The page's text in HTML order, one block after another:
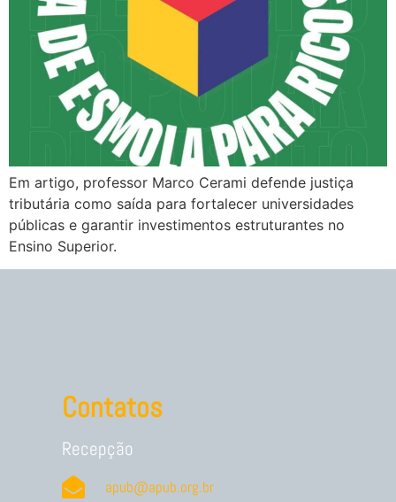
Em artigo, professor Marco Cerami defende justiça
tributária como saída para fortalecer universidades
públicas e garantir investimentos estruturantes no
Ensino Superior.
Contatos
Recepção
apub@apub.org.br